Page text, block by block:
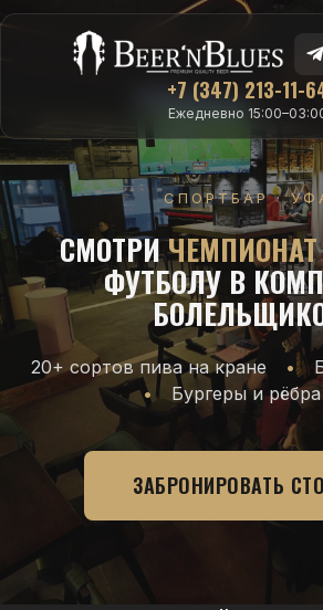
+7 (347) 213-11-
Ежедневно
СПОРТБАР ·
СМОТРИ
ФУТБОЛУ В
20+ сортов пива на кране •
•
Бургеры и рёбра
ЗАБРОНИРОВАТЬ